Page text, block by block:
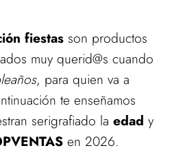
fiestas son productos
muy querid@s cuando
, para quien va a
te enseñamos
serigrafiado la edad y
en 2026.